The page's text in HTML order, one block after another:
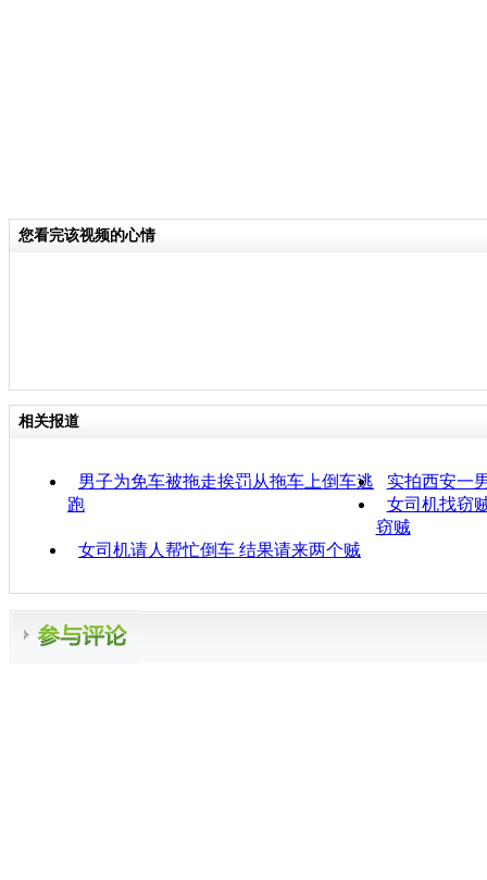
您看完该视频的心情
相关报道
男子为免车被拖走挨罚从拖车上倒车逃
跑
实拍西安一
女司机找窃
窃贼
女司机请人帮忙倒车 结果请来两个贼